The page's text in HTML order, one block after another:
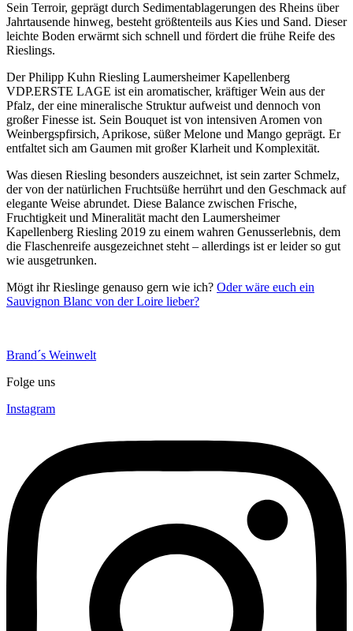
Sein Terroir, geprägt durch Sedimentablagerungen des Rheins über
Jahrtausende hinweg, besteht größtenteils aus Kies und Sand. Dieser
leichte Boden erwärmt sich schnell und fördert die frühe Reife des
Rieslings.
Der Philipp Kuhn Riesling Laumersheimer Kapellenberg
VDP.ERSTE LAGE ist ein aromatischer, kräftiger Wein aus der
Pfalz, der eine mineralische Struktur aufweist und dennoch von
großer Finesse ist. Sein Bouquet ist von intensiven Aromen von
Weinbergspfirsich, Aprikose, süßer Melone und Mango geprägt. Er
entfaltet sich am Gaumen mit großer Klarheit und Komplexität.
Was diesen Riesling besonders auszeichnet, ist sein zarter Schmelz,
der von der natürlichen Fruchtsüße herrührt und den Geschmack auf
elegante Weise abrundet. Diese Balance zwischen Frische,
Fruchtigkeit und Mineralität macht den Laumersheimer
Kapellenberg Riesling 2019 zu einem wahren Genusserlebnis, dem
die Flaschenreife ausgezeichnet steht – allerdings ist er leider so gut
wie ausgetrunken.
Mögt ihr Rieslinge genauso gern wie ich? Oder wäre euch ein
Sauvignon Blanc von der Loire lieber?
Brand´s Weinwelt
Folge uns
Instagram